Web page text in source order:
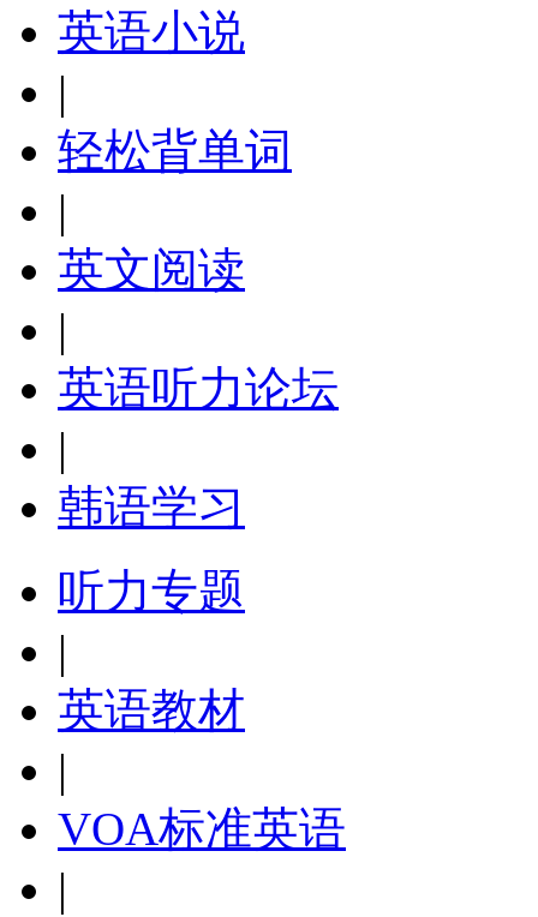
英语小说
|
轻松背单词
|
英文阅读
|
英语听力论坛
|
韩语学习
听力专题
|
英语教材
|
VOA标准英语
|